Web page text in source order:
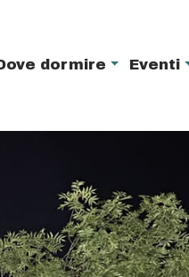
dormire Eventi